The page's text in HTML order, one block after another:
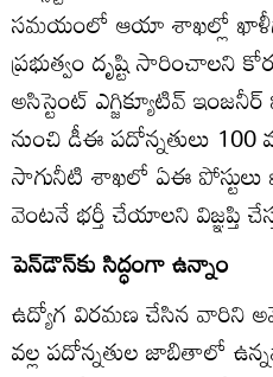
సమయంలో ఆయా శాఖల్లో ఖాళీగా
ప్రభుత్వం దృష్టి సారించాలని
అసిస్టెంట్‌ ఎగ్జిక్యూటివ్‌
నుంచి డీఈ పదోన్నతులు
సాగునీటి శాఖలో ఏఈ
వెంటనే భర్తీ చేయాలని విజ్ఞప్తి
పెన్‌డౌన్‌కు సిద్ధంగా ఉన్నాం
ఉద్యోగ విరమణ చేసిన వారిని
వల్ల పదోన్నతుల జాబితాలో